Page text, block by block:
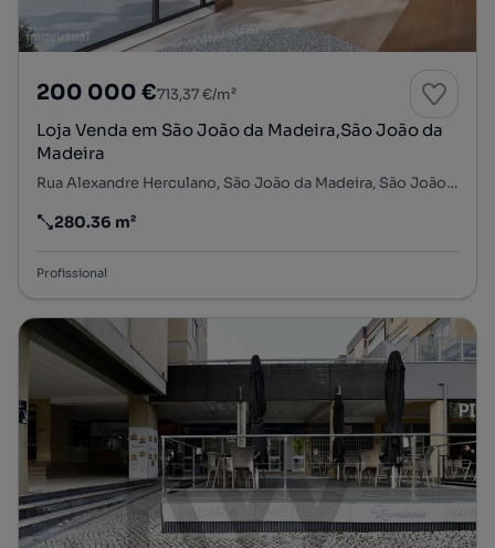
200 000 €713,37 €/m²
Loja Venda em São João da Madeira,São João da
Madeira
Rua Alexandre Herculano, São João da Madeira, São João da Madeira, Aveiro
Preço por metro quadrado
280.36 m²
Profissional